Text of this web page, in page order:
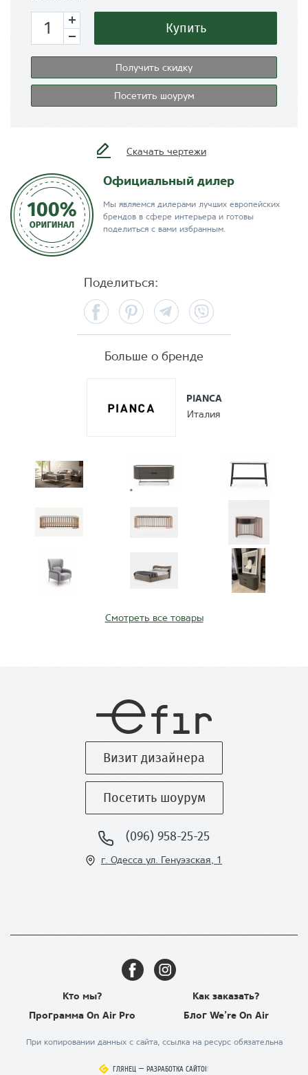
Купить
Получить скидку
Посетить шоурум
Скачать чертежи
Официальный дилер
Мы являемся дилерами лучших европейских
брендов в сфере интерьера и готовы
поделиться с вами избранным.
Поделиться:
FacebookPinterest Telegram
Больше о бренде
PIANCA
Италия
Смотреть все товары
г. Одесса ул. Генуэзская, 1
(096) 958-25-25
Посетить шоурум
Визит дизайнера
ГЛЯНЕЦ – РАЗРАБОТКА САЙТОВ
ГЛЯНЕЦ – РАЗРАБОТКА САЙТОВ
Кто мы? Как заказать?
Программа On Air Pro Блог We’re On Air
При копировании данных с сайта, ссылка на ресурс обязательна